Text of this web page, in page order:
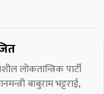
लोकतान्त्रिक पार्टी
बाबुराम भट्टराई,